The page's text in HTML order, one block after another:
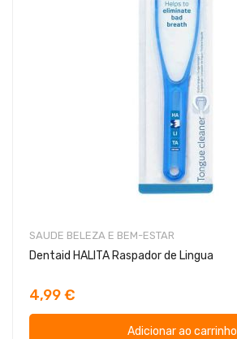
SAUDE BELEZA E BEM-ESTAR
Dentaid HALITA Raspador de Lingua
4,99 €
Adicionar ao carrinho